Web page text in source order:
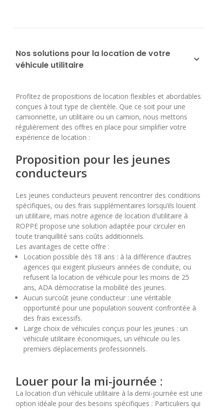
Nos solutions pour la location de votre
véhicule utilitaire
Profitez de propositions de location flexibles et abordables
conçues à tout type de clientèle. Que ce soit pour une
camionnette, un utilitaire ou un camion, nous mettons
régulièrement des offres en place pour simplifier votre
expérience de location :
Proposition pour les jeunes
conducteurs
Les jeunes conducteurs peuvent rencontrer des conditions
spécifiques, ou des frais supplémentaires lorsqu’ils louent
un utilitaire, mais notre agence de location d'utilitaire à
ROPPE propose une solution adaptée pour circuler en
toute tranquillité sans coûts additionnels.
Les avantages de cette offre :
Location possible dès 18 ans : à la différence d’autres
agences qui exigent plusieurs années de conduite, ou
refusent la location de véhicule pour les moins de 25
ans, ADA démocratise la mobilité des jeunes.
Aucun surcoût jeune conducteur : une véritable
opportunité pour une population souvent confrontée à
des frais excessifs.
Large choix de véhicules conçus pour les jeunes : un
véhicule utilitaire économiques, un véhicule ou les
premiers déplacements professionnels.
Louer pour la mi-journée :
La location d'un véhicule utilitaire à la demi-journée est une
option idéale pour des besoins spécifiques : Particuliers qui